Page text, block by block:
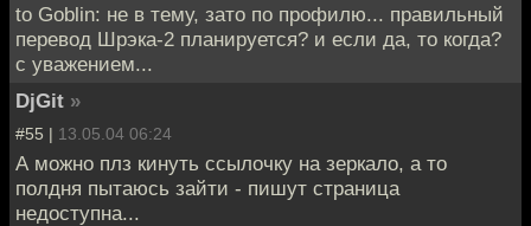
to Goblin: не в тему, зато по профилю... правильный
перевод Шрэка-2 планируется? и если да, то когда?
с уважением...
DjGit »
#55 | 13.05.04 06:24
А можно плз кинуть ссылочку на зеркало, а то
полдня пытаюсь зайти - пишут страница
недоступна...